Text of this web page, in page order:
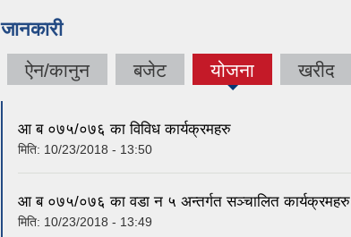
जानकारी
ऐन/कानुन बजेट योजना
(active
खरीद
आ ब ०७५/०७६ का विविध कार्यक्रमहरु
मिति: 10/23/2018 - 13:50
आ ब ०७५/०७६ का वडा न ५ अन्तर्गत सञ्चालित कार्यक्रमहरु
मिति: 10/23/2018 - 13:49